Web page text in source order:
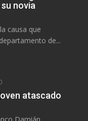
novia
causa que
de...
atascado